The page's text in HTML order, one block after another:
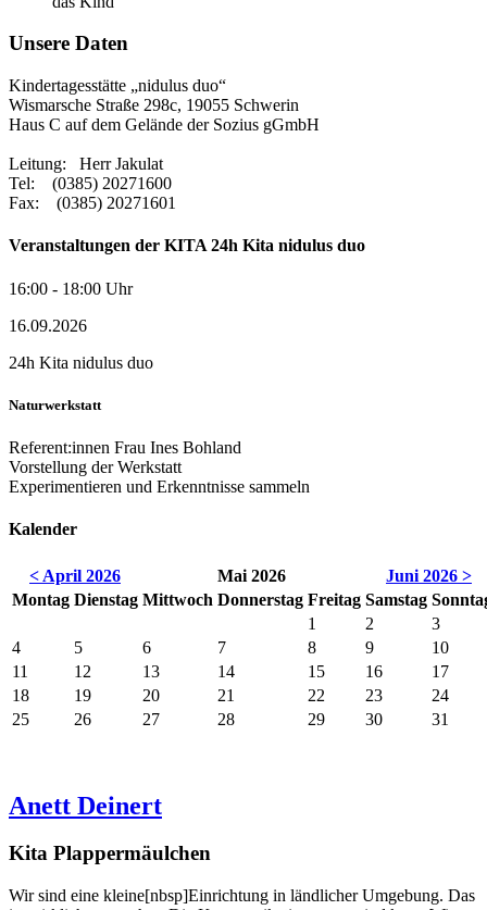
Unsere Daten
Kindertagesstätte „nidulus duo“
Wismarsche Straße 298c, 19055 Schwerin
Haus C auf dem Gelände der Sozius gGmbH
Leitung: Herr Jakulat
Tel: (0385) 20271600
Fax: (0385) 20271601
Veranstaltungen der KITA 24h Kita nidulus duo
16:00 - 18:00 Uhr
16.09.2026
24h Kita nidulus duo
Naturwerkstatt
Referent:innen Frau Ines Bohland
Vorstellung der Werkstatt
Experimentieren und Erkenntnisse sammeln
Kalender
< April 2026 Mai 2026
Juni 2026 >
Montag Dienstag Mittwoch Donnerstag Freitag Samstag So
1
2
3
4
5 6 7 8 9
10
11
12 13 14 15 16
17
18
19 20 21 22 23
24
25
26 27 28 29 30 31
Anett Deinert
Kita Plappermäulchen
Wir sind eine kleine[nbsp]Einrichtung in ländlicher Umgebung. Das